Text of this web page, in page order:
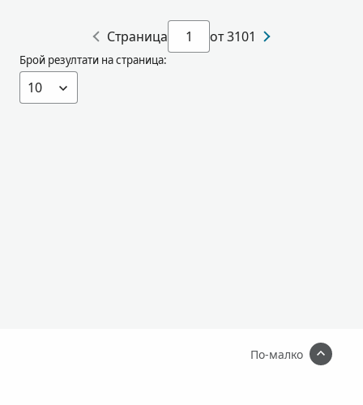
States
Indiana,
United
States
Брой резултати на страница:
Страница от 3101
По-малко